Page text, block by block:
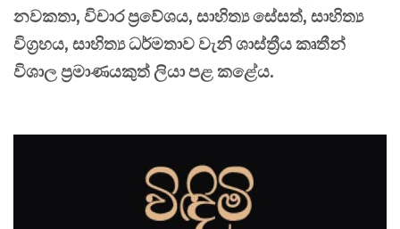
නවකතා, විචාර ප්‍රවේශය, සාහිත්‍ය සේසත්, සාහිත්‍ය
විග්‍රහය, සාහිත්‍ය ධර්මතාව වැනි ශාස්ත්‍රීය කෘතීන්
විශාල ප්‍රමාණයකුත් ලියා පළ කළේය.